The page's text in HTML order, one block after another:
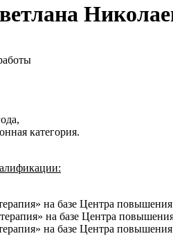
категория.
на базе Центра
на базе Центра
на базе Центра